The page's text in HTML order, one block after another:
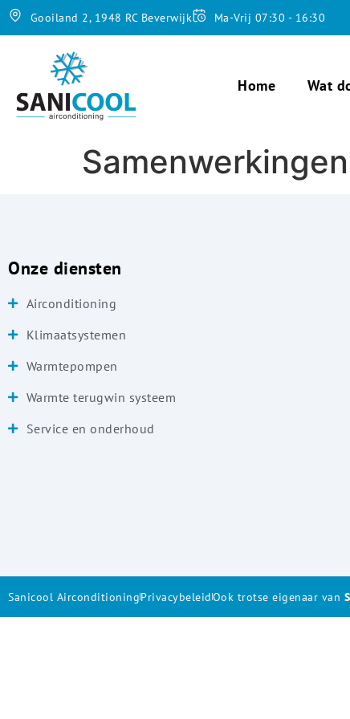
Gooiland 2, 1948 RC Beverwijk Ma-Vrij 07:30 - 16:30
Home Wat
Samenwerkingen
Onze diensten
Airconditioning
Klimaatsystemen
Warmtepompen
Warmte terugwin systeem
Service en onderhoud
Sanicool AirconditioningPrivacybeleidOok trotse eigenaar van